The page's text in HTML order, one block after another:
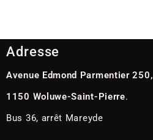
Adresse
Avenue Edmond Parmentier 250,
1150 Woluwe-Saint-Pierre.
Bus 36, arrêt Mareyde